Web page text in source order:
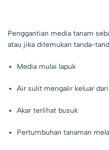
Penggantian media tanam
atau jika ditemukan tanda-
Media mulai lapuk
Air sulit mengalir keluar
Akar terlihat busuk
Pertumbuhan tanaman